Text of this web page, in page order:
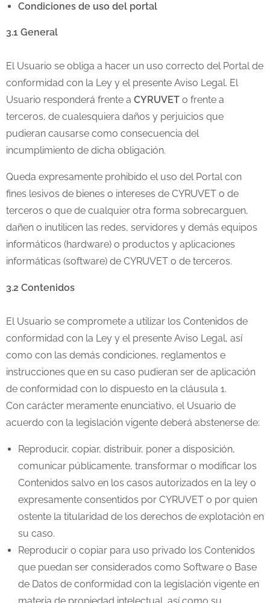
Condiciones de uso del portal
3.1 General
El Usuario se obliga a hacer un uso correcto del Portal de
conformidad con la Ley y el presente Aviso Legal. El
Usuario responderá frente a CYRUVET o frente a
terceros, de cualesquiera daños y perjuicios que
pudieran causarse como consecuencia del
incumplimiento de dicha obligación.
Queda expresamente prohibido el uso del Portal con
fines lesivos de bienes o intereses de CYRUVET o de
terceros o que de cualquier otra forma sobrecarguen,
dañen o inutilicen las redes, servidores y demás equipos
informáticos (hardware) o productos y aplicaciones
informáticas (software) de CYRUVET o de terceros.
3.2 Contenidos
El Usuario se compromete a utilizar los Contenidos de
conformidad con la Ley y el presente Aviso Legal, así
como con las demás condiciones, reglamentos e
instrucciones que en su caso pudieran ser de aplicación
de conformidad con lo dispuesto en la cláusula 1.
Con carácter meramente enunciativo, el Usuario de
acuerdo con la legislación vigente deberá abstenerse de:
Reproducir, copiar, distribuir, poner a disposición,
comunicar públicamente, transformar o modificar los
Contenidos salvo en los casos autorizados en la ley o
expresamente consentidos por CYRUVET o por quien
ostente la titularidad de los derechos de explotación en
su caso.
Reproducir o copiar para uso privado los Contenidos
que puedan ser considerados como Software o Base
de Datos de conformidad con la legislación vigente en